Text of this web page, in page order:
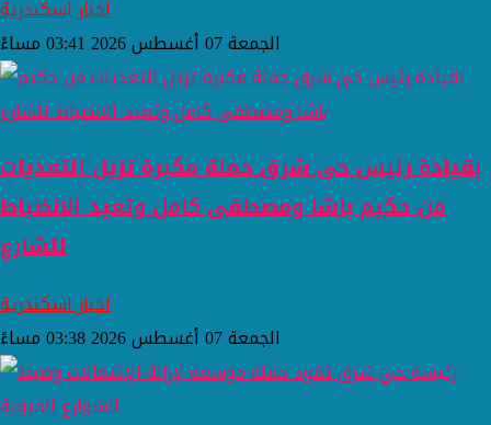
اخبار اسكندرية
الجمعة 07 أغسطس 2026 03:41 مساءً
بقيادة رئيس حى شرق حملة مكبرة تزيل التعديات
من حكيم باشا ومصطفى كامل وتعيد الانضباط
للشارع
اخبار اسكندرية
الجمعة 07 أغسطس 2026 03:38 مساءً